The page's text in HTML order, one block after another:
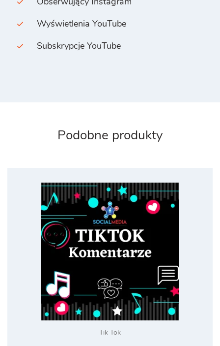
Wyświetlenia YouTube
Subskrypcje YouTube
Podobne produkty
Tik Tok